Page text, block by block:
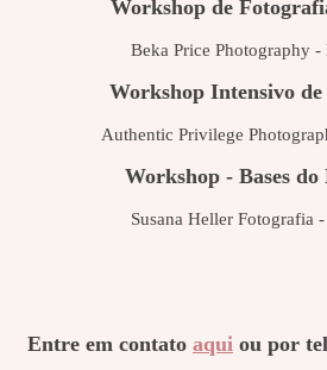
Workshop de
Beka Price Photography
Workshop Intensivo
Authentic Privilege
Workshop - Bases do
Susana Heller Fotografia
Entre em contato aqui ou por